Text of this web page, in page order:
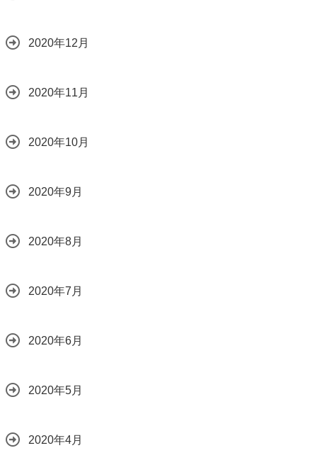
2020年12月
2020年11月
2020年10月
2020年9月
2020年8月
2020年7月
2020年6月
2020年5月
2020年4月